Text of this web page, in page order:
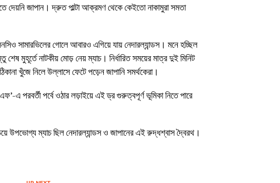
দেয়নি জাপান। দ্রুত পাল্টা আক্রমণ থেকে কেইতো নাকামুরা সমতা
সামারভিলের গোলে আবারও এগিয়ে যায় নেদারল্যান্ডস। মনে হচ্ছিল
মুহূর্তে নাটকীয় মোড় নেয় ম্যাচ। নির্ধারিত সময়ের মাত্র দুই মিনিট
খুঁজে নিলে উল্লাসে ফেটে পড়েন জাপানি সমর্থকেরা।
এ পরবর্তী পর্বে ওঠার লড়াইয়ে এই ড্র গুরুত্বপূর্ণ ভূমিকা নিতে পারে
উপভোগ্য ম্যাচ ছিল নেদারল্যান্ডস ও জাপানের এই রুদ্ধশ্বাস দ্বৈরথ।